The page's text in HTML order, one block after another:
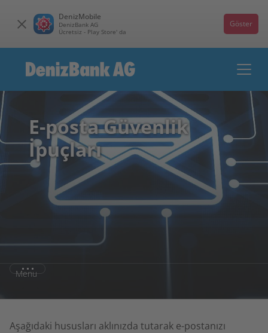
DenizMobile
DenizBank AG
Ücretsiz - Play Store' da
Göster
E-posta Güvenlik
İpuçları
Menu
Aşağıdaki hususları aklınızda tutarak e-postanızı